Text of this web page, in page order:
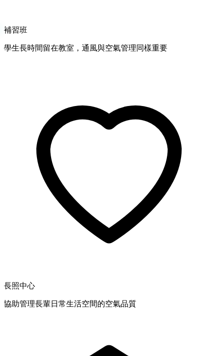
補習班
學生長時間留在教室，通風與空氣管理同樣重要
長照中心
協助管理長輩日常生活空間的空氣品質